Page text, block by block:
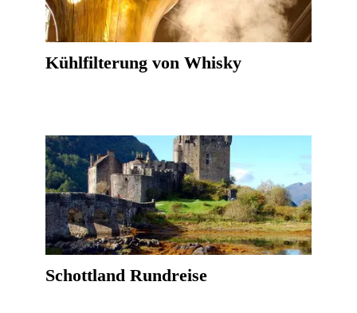
Kühlfilterung von Whisky
Schottland Rundreise